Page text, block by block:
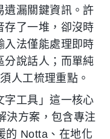
遺漏關鍵資訊。許
存了一堆，卻沒時
入法僅能處理即時
分說話人；而單純
人工梳理重點。
字工具」這一核心
決方案，包含專注
的 Notta、在地化